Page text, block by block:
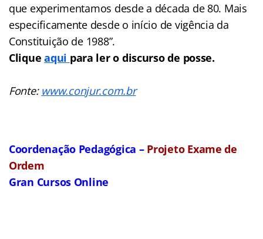
que experimentamos desde a década de 80. Mais
especificamente desde o início de vigência da
Constituição de 1988”.
Cliqueaqui para ler o discurso de posse.
Fonte: www.conjur.com.br
Coordenação Pedagógica – Projeto Exame de
Ordem
Gran Cursos Online